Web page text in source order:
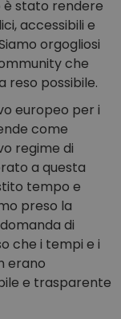
è stato rendere
accessibili e
orgogliosi
che
reso possibile.
europeo per i
come
regime di
a questa
tempo e
preso la
di
che i tempi e i
erano
e trasparente